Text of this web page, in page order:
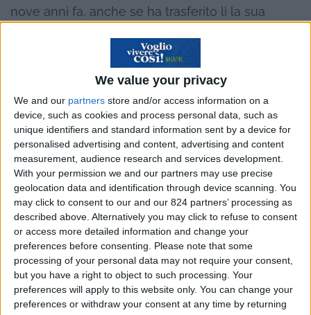
We value your privacy
We and our partners store and/or access information on a
device, such as cookies and process personal data, such as
unique identifiers and standard information sent by a device for
personalised advertising and content, advertising and content
measurement, audience research and services development.
With your permission we and our partners may use precise
geolocation data and identification through device scanning. You
may click to consent to our and our 824 partners’ processing as
described above. Alternatively you may click to refuse to consent
or access more detailed information and change your
preferences before consenting.
Please note that some
processing of your personal data may not require your consent,
but you have a right to object to such processing. Your
preferences will apply to this website only. You can change your
preferences or withdraw your consent at any time by returning
nove anni fa, anche se ha trasferito lì la sua
vedere in chiaroscuro un mondo che l’ha
letteralmente stregato. “Il presidente Lula capo
dello Stato e del Governo, sta facendo molte
cose buone per il Brasile, soprattutto per la
crescita economica e lo sviluppo delle grandi
imprese. Si sta impegnando per far crescere il
Paese dal punto di vista economico e far
migliorare l’immagine del Brasile a livello
mondiale. Purtroppo, sta trascurando la scuola e
la sanità pubblica a vantaggio di politiche
populiste e di sussidio ai disoccupati e alle
famiglie povere, incentivando così sia la
disoccupazione sia il parassitismo. C’è tanta
delinquenza nelle città. La polizia è corrotta. Le